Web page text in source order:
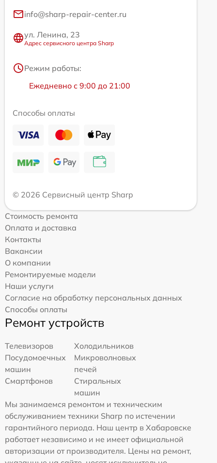
info@sharp-repair-center.ru
ул. Ленина, 23
Адрес сервисного центра Sharp
Режим работы:
Ежедневно с 9:00 до 21:00
Способы оплаты
© 2026 Сервисный центр Sharp
Стоимость ремонта
Оплата и доставка
Контакты
Вакансии
О компании
Ремонтируемые модели
Наши услуги
Согласие на обработку персональных данных
Способы оплаты
Ремонт устройств
Телевизоров
Холодильников
Посудомоечных
машин
Микроволновых
печей
Смартфонов
Стиральных
машин
Мы занимаемся ремонтом и техническим
обслуживанием техники Sharp по истечении
гарантийного периода. Наш центр в Хабаровске
работает независимо и не имеет официальной
авторизации от производителя. Цены на ремонт,